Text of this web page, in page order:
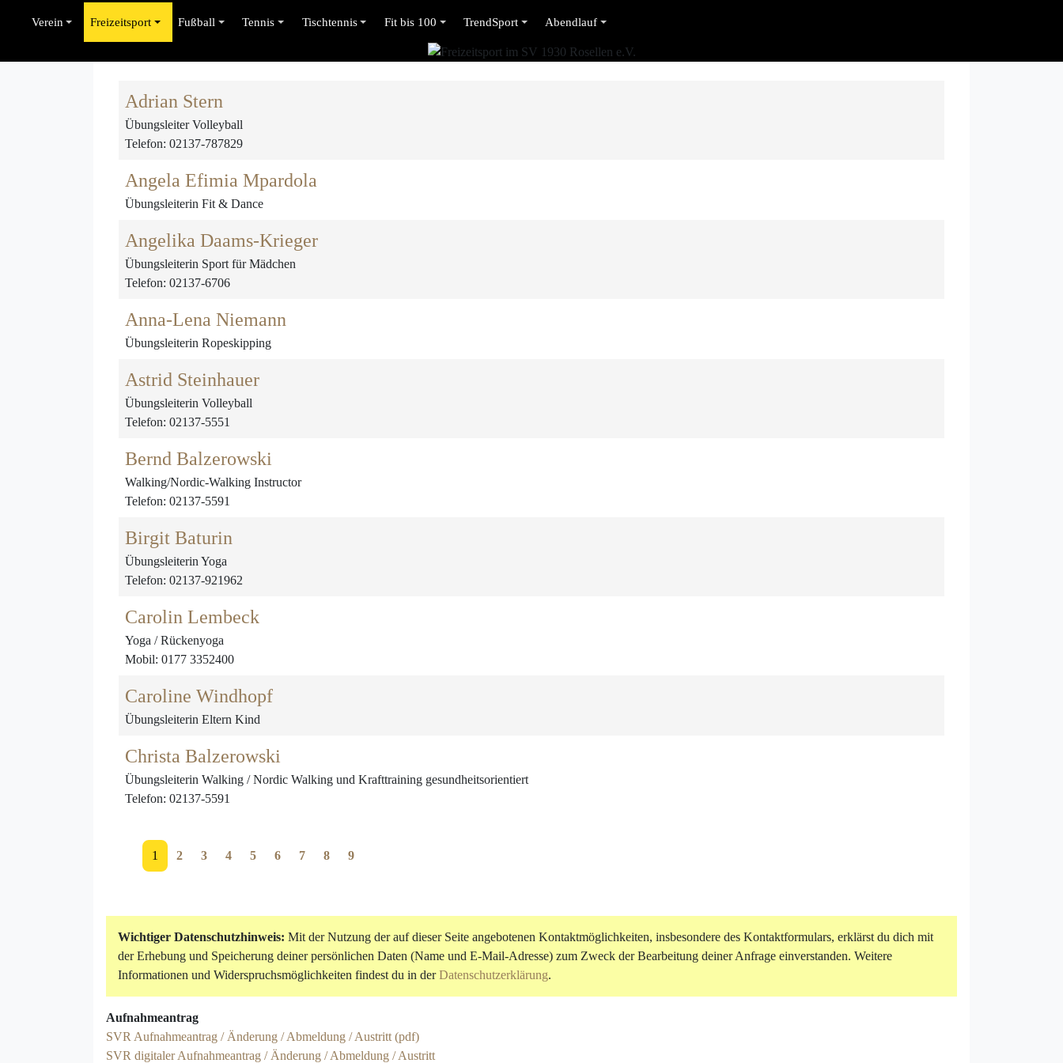
Verein Freizeitsport Fußball Tennis Tischtennis Fit bis 100 TrendSport Abendlauf
Adrian Stern
Übungsleiter Volleyball
Telefon: 02137-787829
Angela Efimia Mpardola
Übungsleiterin Fit & Dance
Angelika Daams-Krieger
Übungsleiterin Sport für Mädchen
Telefon: 02137-6706
Anna-Lena Niemann
Übungsleiterin Ropeskipping
Astrid Steinhauer
Übungsleiterin Volleyball
Telefon: 02137-5551
Bernd Balzerowski
Walking/Nordic-Walking Instructor
Telefon: 02137-5591
Birgit Baturin
Übungsleiterin Yoga
Telefon: 02137-921962
Carolin Lembeck
Yoga / Rückenyoga
Mobil: 0177 3352400
Caroline Windhopf
Übungsleiterin Eltern Kind
Christa Balzerowski
Übungsleiterin Walking / Nordic Walking und Krafttraining gesundheitsorientiert
Telefon: 02137-5591
1 2 3 4 5 6 7 8 9
Wichtiger Datenschutzhinweis: Mit der Nutzung der auf dieser Seite angebotenen Kontaktmöglichkeiten, insbesondere des Kontaktformulars, erklärst du dich mit
der Erhebung und Speicherung deiner persönlichen Daten (Name und E-Mail-Adresse) zum Zweck der Bearbeitung deiner Anfrage einverstanden. Weitere
Informationen und Widerspruchsmöglichkeiten findest du in derDatenschutzerklärung.
Aufnahmeantrag
SVR Aufnahmeantrag / Änderung / Abmeldung / Austritt (pdf)
SVR digitaler Aufnahmeantrag / Änderung / Abmeldung / Austritt